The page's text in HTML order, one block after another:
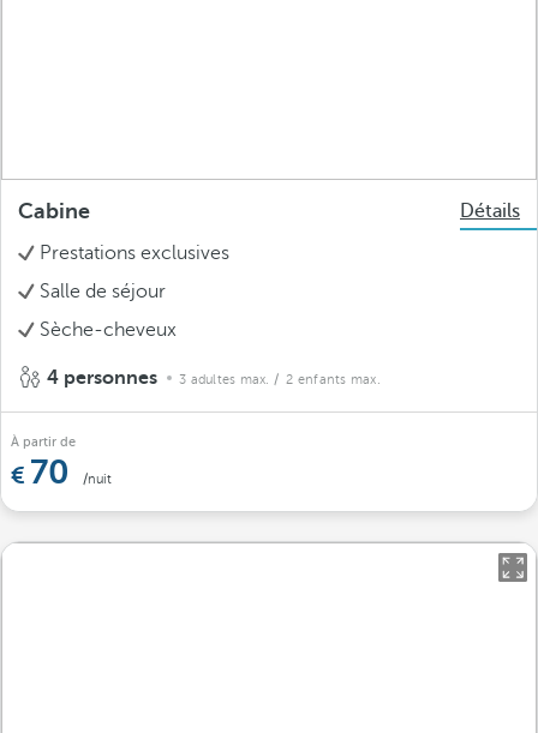
Cabine
Détails
Prestations exclusives
Salle de séjour
Sèche-cheveux
4 personnes 3 adultes max. / 2 enfants max.
À partir de
70 /nuit